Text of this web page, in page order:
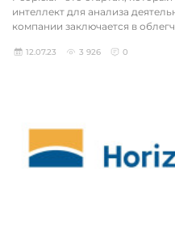
интеллект для анализа
компании заключается в
12.07.23 3 926 0